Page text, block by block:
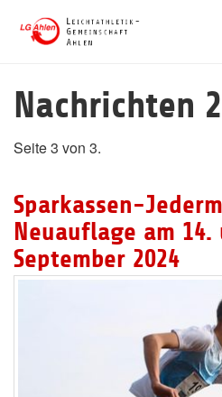
Nachrichten
Seite 3 von 3.
Sparkassen-
Neuauflage am 14.
September 2024